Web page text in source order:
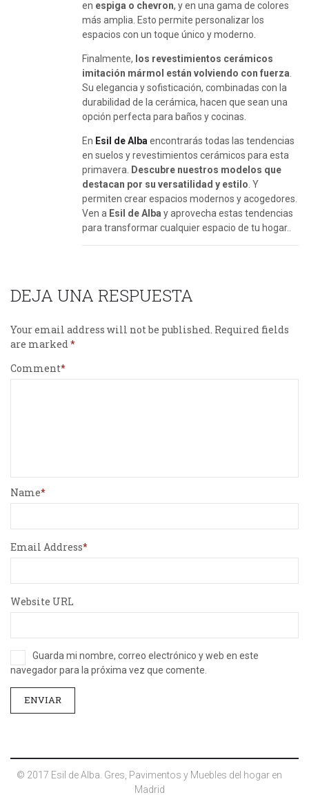
en espiga o chevron, y en una gama de colores
más amplia. Esto permite personalizar los
espacios con un toque único y moderno.
Finalmente, los revestimientos cerámicos
imitación mármol están volviendo con fuerza
Su elegancia y sofisticación, combinadas con la
durabilidad de la cerámica, hacen que sean una
opción perfecta para baños y cocinas.
En Esil de Alba encontrarás todas las tendencias
en suelos y revestimientos cerámicos para esta
primavera.
Descubre nuestros modelos que
destacan por su versatilidad y estilo . Y
permiten crear espacios modernos y acogedores.
Ven a Esil de Alba y aprovecha estas tendencias
para transformar cualquier espacio de tu hogar..
DEJA UNA RESPUESTA
Your email address will not be published. Required fields
are marked
Comment
Name
Email Address
Website URL
Guarda mi nombre, correo electrónico y web en este
navegador para la próxima vez que comente.
© 2017 Esil de Alba. Gres, Pavimentos y Muebles del hogar en
Madrid